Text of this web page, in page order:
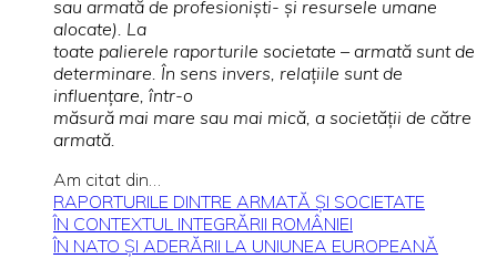
sau armată de profesionişti- şi resursele umane
alocate). La
toate palierele raporturile societate – armată sunt de
determinare. În sens invers, relaţiile sunt de
influenţare, într-o
măsură mai mare sau mai mică, a societăţii de către
armată.
Am citat din…
RAPORTURILE DINTRE ARMATĂ ŞI SOCIETATE
ÎN CONTEXTUL INTEGRĂRII ROMÂNIEI
ÎN NATO ŞI ADERĂRII LA UNIUNEA EUROPEANĂ